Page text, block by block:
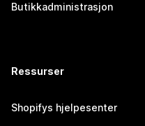
Butikkadministrasjon
Ressurser
Shopifys hjelpesenter